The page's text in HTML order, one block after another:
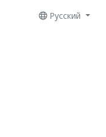
Русский